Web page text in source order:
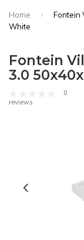
Home
Fontein
White
Fontein
3.0
0
reviews